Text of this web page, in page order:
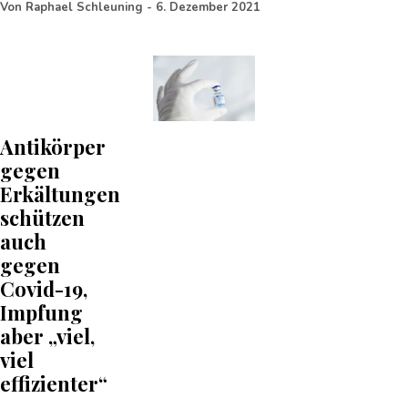
Von Raphael Schleuning - 6. Dezember 2021
Antikörper
gegen
Erkältungen
schützen
auch
gegen
Covid-19,
Impfung
aber „viel,
viel
effizienter“